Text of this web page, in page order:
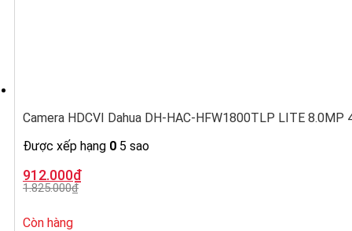
Camera HDCVI Dahua DH-HAC-HFW1800TLP LITE 8.0MP
Được xếp hạng 0 5 sao
1.825.000₫
Giá
gốc
là:
912.000₫
Giá
hiện
tại
912.000₫.
Còn hàng